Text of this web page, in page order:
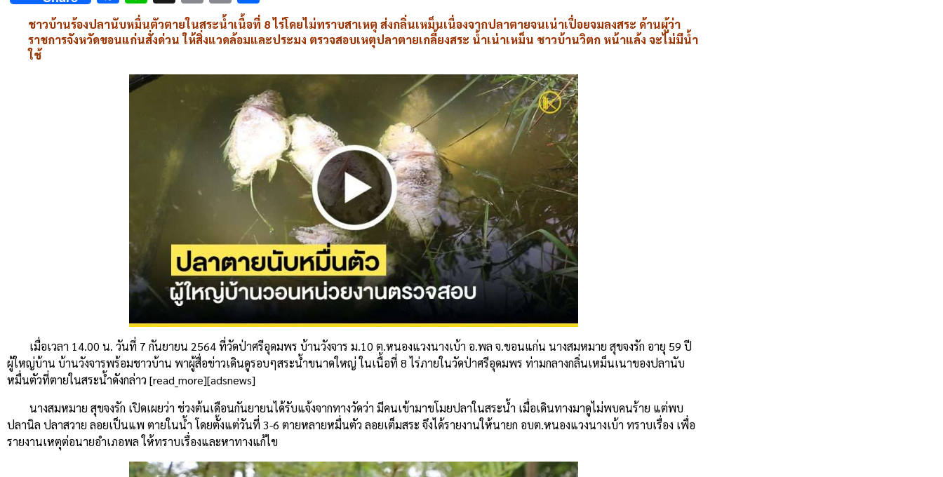
Link
ชาวบ้านร้องปลานับหมื่นตัวตายในสระน้ำเนื้อที่ 8 ไร่โดยไม่ทราบสาเหตุ ส่งกลิ่นเหม็นเนื่องจากปลาตายจนเน่าเปื่อยจมลงสระ ด้านผู้ว่า
ราชการจังหวัดขอนแก่นสั่งด่วน ให้สิ่งแวดล้อมและประมง ตรวจสอบเหตุปลาตายเกลี้ยงสระ น้ำเน่าเหม็น ชาวบ้านวิตก หน้าแล้ง จะไม่มีน้ำ
ใช้
เมื่อเวลา 14.00 น. วันที่ 7 กันยายน 2564 ที่วัดป่าศรีอุดมพร บ้านวังจาร ม.10 ต.หนองแวงนางเบ้า อ.พล จ.ขอนแก่น นางสมหมาย สุขจงรัก อายุ 59 ปี
ผู้ใหญ่บ้าน บ้านวังจารพร้อมชาวบ้าน พาผู้สื่อข่าวเดินดูรอบๆสระน้ำขนาดใหญ่ ในเนื้อที่ 8 ไร่ภายในวัดป่าศรีอุดมพร ท่ามกลางกลิ่นเหม็นเนาของปลานับ
หมื่นตัวที่ตายในสระน้ำดังกล่าว [read_more][adsnews]
นางสมหมาย สุขจงรัก เปิดเผยว่า ช่วงต้นเดือนกันยายนได้รับแจ้งจากทางวัดว่า มีคนเข้ามาขโมยปลาในสระน้ำ เมื่อเดินทางมาดูไม่พบคนร้าย แต่พบ
ปลานิล ปลาสวาย ลอยเป็นแพ ตายในน้ำ โดยตั้งแต่วันที่ 3-6 ตายหลายหมื่นตัว ลอยเต็มสระ จึงได้รายงานให้นายก อบต.หนองแวงนางเบ้า ทราบเรื่อง เพื่อ
รายงานเหตุต่อนายอำเภอพล ให้ทราบเรื่องและหาทางแก้ไข